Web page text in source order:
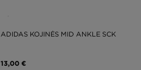
ADIDAS KOJINĖS MID ANKLE SCK
13,00 €